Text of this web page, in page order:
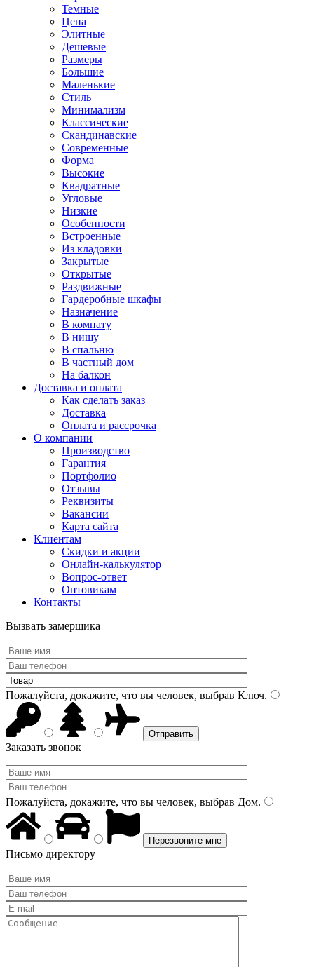
Темные
Цена
Элитные
Дешевые
Размеры
Большие
Маленькие
Стиль
Минимализм
Классические
Скандинавские
Современные
Форма
Высокие
Квадратные
Угловые
Низкие
Особенности
Встроенные
Из кладовки
Закрытые
Открытые
Раздвижные
Гардеробные шкафы
Назначение
В комнату
В нишу
В спальню
В частный дом
На балкон
Доставка и оплата
Как сделать заказ
Доставка
Оплата и рассрочка
О компании
Производство
Гарантия
Портфолио
Отзывы
Реквизиты
Вакансии
Карта сайта
Клиентам
Скидки и акции
Онлайн-калькулятор
Вопрос-ответ
Оптовикам
Контакты
Вызвать замерщика
Пожалуйста, докажите, что вы человек, выбрав Ключ.
Заказать звонок
Пожалуйста, докажите, что вы человек, выбрав Дом.
Письмо директору